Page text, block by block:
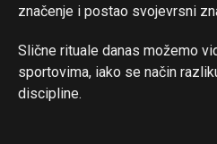
značenje i postao svojevrsni
Slične rituale danas možemo
sportovima, iako se način
discipline.